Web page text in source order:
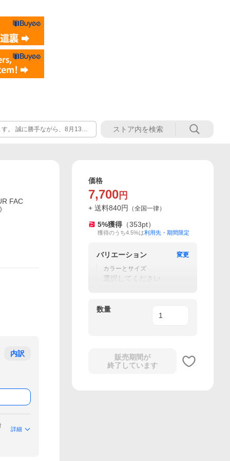
。 誠に勝手ながら、8月13日
は通常どおり24時間承ってお
FAC
内訳
詳細
価格
7,700 円
+ 送料840円 （全国一律）
5%獲得 （353pt）
獲得のうち4.5%は利用先・期間限定
バリエーション
変更
カラーとサイズ
選択してください
数量
販売期間が
終了しています